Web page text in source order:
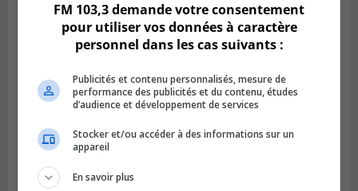
Le mur du rempart de La Prairie retrouve
sa jeunesse
FM 103,3 demande votre consentement
pour utiliser vos données à caractère
personnel dans les cas suivants :
Publicités et contenu personnalisés, mesure de
performance des publicités et du contenu, études
d’audience et développement de services
Stocker et/ou accéder à des informations sur un
appareil
En savoir plus